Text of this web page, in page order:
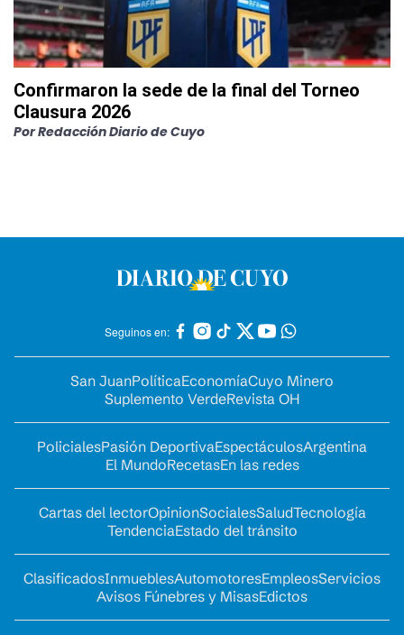
Confirmaron la sede de la final del Torneo
Clausura 2026
PorRedacción Diario de Cuyo
Seguinos en:
San JuanPolíticaEconomíaCuyo Minero
Suplemento VerdeRevista OH
PolicialesPasión DeportivaEspectáculosArgentina
El MundoRecetasEn las redes
Cartas del lectorOpinionSocialesSaludTecnología
TendenciaEstado del tránsito
ClasificadosInmueblesAutomotoresEmpleosServicios
Avisos Fúnebres y MisasEdictos